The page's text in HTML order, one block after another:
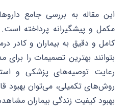
این مقاله به بررسی جامع
مکمل و پیشگیرانه پرداخته
کامل و دقیق به بیماران و کادر
بتوانند بهترین تصمیمات را برای
رعایت توصیه‌های پزشکی و
روش‌های تکمیلی، می‌توان بهبود
بهبود کیفیت زندگی بیماران